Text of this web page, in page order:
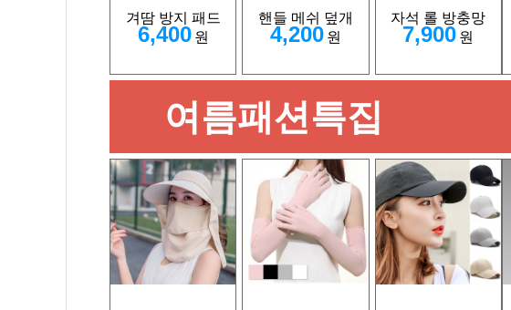
겨땀 방지 패드
6,400 원
핸들 메쉬 덮개
4,200 원
자석 롤 방충망
7,900 원
여름패션특집